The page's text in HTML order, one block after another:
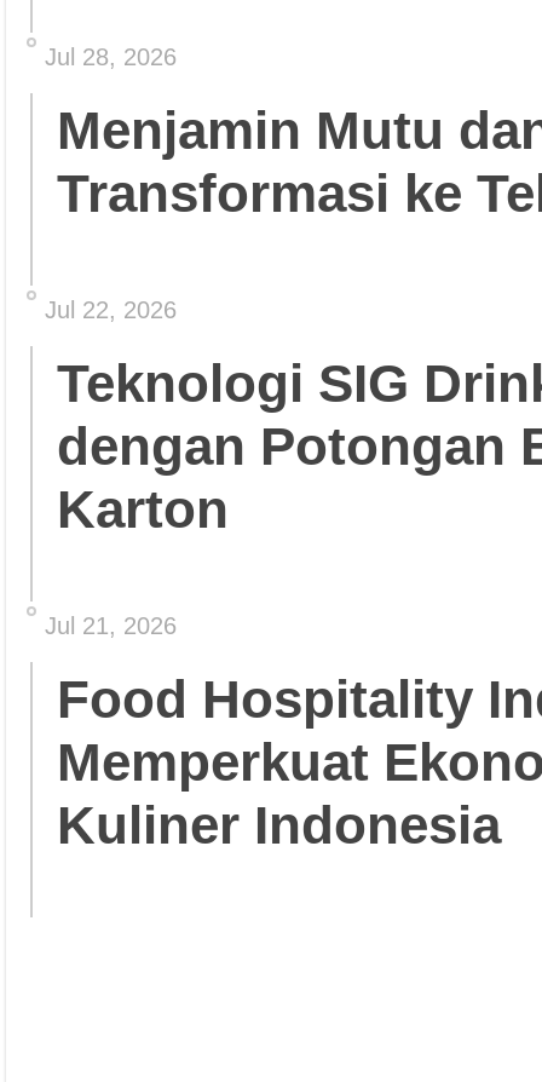
Jul 28, 2026
Menjamin Mutu
Transformasi ke
Jul 22, 2026
Teknologi SIG
dengan Potongan
Karton
Jul 21, 2026
Food Hospitality
Memperkuat
Kuliner Indonesia